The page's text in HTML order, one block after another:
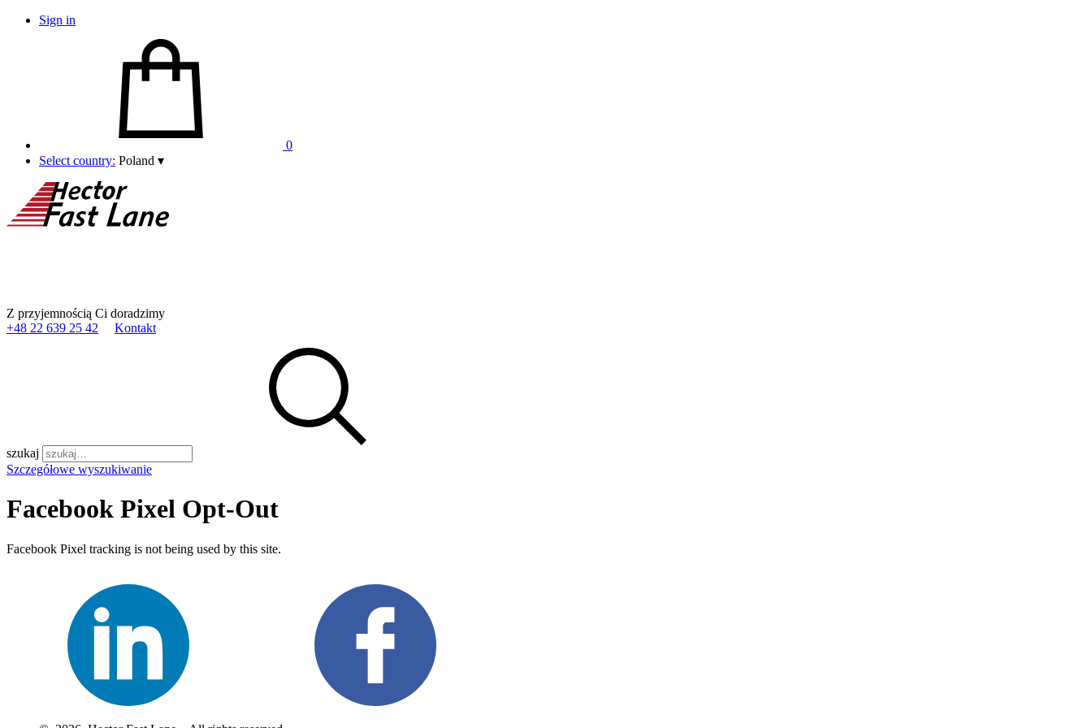
Sign in
0
Select country: Poland ▾
Z przyjemnością Ci doradzimy
+48 22 639 25 42
Kontakt
szukaj
Szczegółowe wyszukiwanie
Facebook Pixel Opt-Out
Facebook Pixel tracking is not being used by this site.